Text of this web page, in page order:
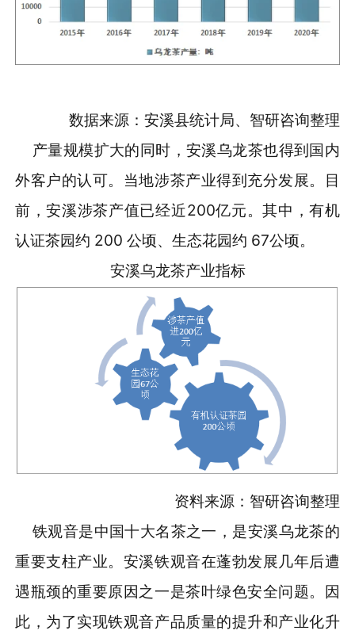
数据来源：安溪县统计局、智研咨询整理
产量规模扩大的同时，安溪乌龙茶也得到国内
外客户的认可。当地涉茶产业得到充分发展。目
前，安溪涉茶产值已经近200亿元。其中，有机
认证茶园约 200 公顷、生态花园约 67公顷。
安溪乌龙茶产业指标
资料来源：智研咨询整理
铁观音是中国十大名茶之一，是安溪乌龙茶的
重要支柱产业。安溪铁观音在蓬勃发展几年后遭
遇瓶颈的重要原因之一是茶叶绿色安全问题。因
此，为了实现铁观音产品质量的提升和产业化升